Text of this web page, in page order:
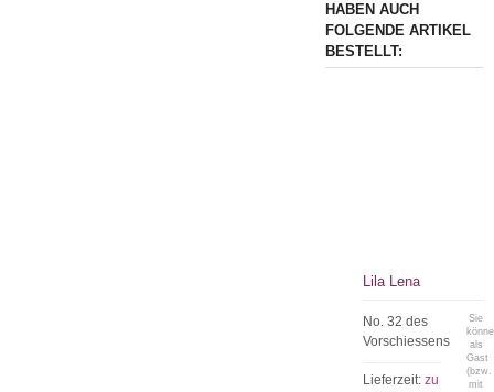
HABEN AUCH
FOLGENDE ARTIKEL
BESTELLT:
Lila Lena
No. 32 des
Vorschiessens
Lieferzeit:zu
Sie
als
Gast
(bzw.
mit